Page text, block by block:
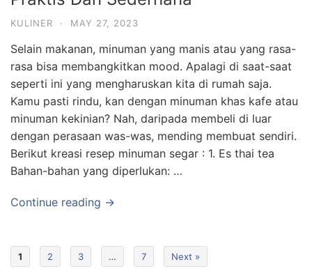
KULINER · MAY 27, 2023
Selain makanan, minuman yang manis atau yang rasa-
rasa bisa membangkitkan mood. Apalagi di saat-saat
seperti ini yang mengharuskan kita di rumah saja.
Kamu pasti rindu, kan dengan minuman khas kafe atau
minuman kekinian? Nah, daripada membeli di luar
dengan perasaan was-was, mending membuat sendiri.
Berikut kreasi resep minuman segar : 1. Es thai tea
Bahan-bahan yang diperlukan: …
Continue reading →
1 2 3 … 7 Next »